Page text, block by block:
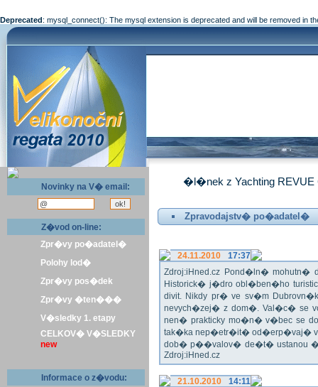
Deprecated: mysql_connect(): The mysql extension is deprecated and will be removed in
Novinky na V� email:
Z�vod on-line:
Zpr�vy po�adatel�
Polohy lod�
Zpr�vy pos�dek
Zpr�vy �ten���
V�sledky 1. etapy
CELKOV� V�SLEDKY
new
Informace o z�vodu:
�l�nek z Yachting REVUE
Zpravodajstv� po�adatel�
24.11.2010
17:37
Zdroj:iHned.cz Pond�ln�
Historick� j�dro obl�ben�ho
divit. Nikdy pr� ve sv�m
nevych�zej� z dom�. Val�c� se
nen� prakticky mo�n� v�bec se
tak�ka nep�etr�it� od�erp�vaj�
dob� p��valov� de�t� ustanou
Zdroj:iHned.cz
21.10.2010
14:11